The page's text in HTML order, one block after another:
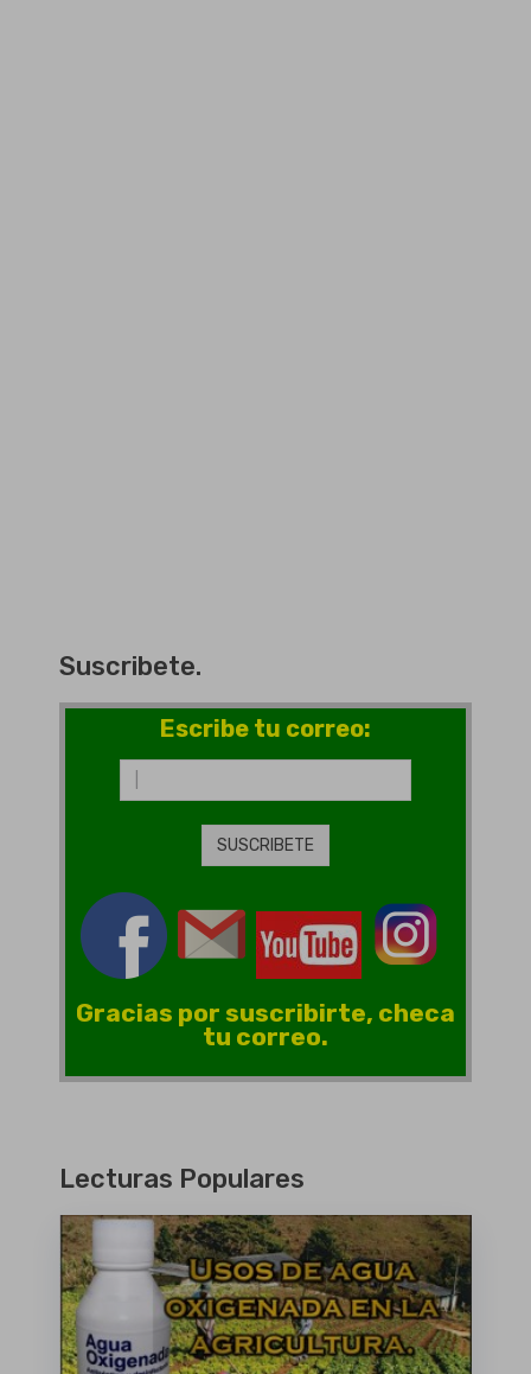
Suscribete.
Escribe tu correo:
Gracias por suscribirte, checa
tu correo.
Lecturas Populares